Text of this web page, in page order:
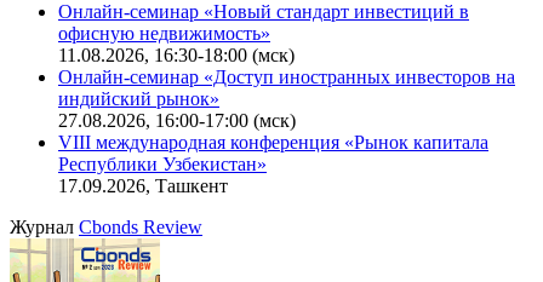
Онлайн-семинар «Новый стандарт инвестиций в
офисную недвижимость»
11.08.2026, 16:30-18:00 (мск)
Онлайн-семинар «Доступ иностранных инвесторов на
индийский рынок»
27.08.2026, 16:00-17:00 (мск)
VIII международная конференция «Рынок капитала
Республики Узбекистан»
17.09.2026, Ташкент
Журнал Cbonds Review